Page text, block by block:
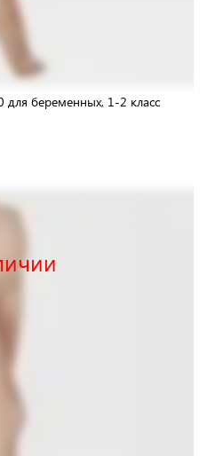
для беременных, 1-2 класс